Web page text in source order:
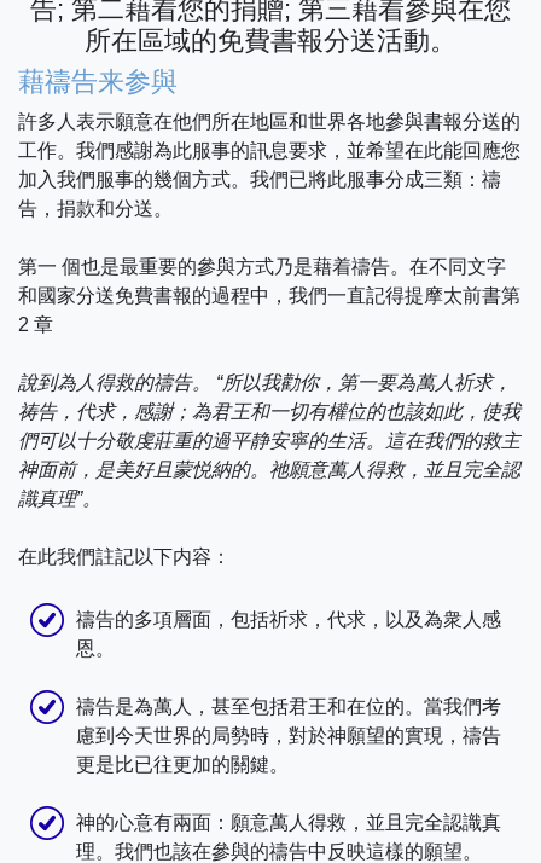
告; 第二藉着您的捐贈; 第三藉着參與在您
所在區域的免費書報分送活動。
藉禱告来参與
許多人表示願意在他們所在地區和世界各地參與書報分送的
工作。我們感謝為此服事的訊息要求，並希望在此能回應您
加入我們服事的幾個方式。我們已將此服事分成三類：禱
告，捐款和分送。
第一 個也是最重要的參與方式乃是藉着禱告。在不同文字
和國家分送免費書報的過程中，我們一直記得提摩太前書第
2 章
說到為人得救的禱告。 “所以我勸你，第一要為萬人祈求，
祷告，代求，感謝；為君王和一切有權位的也該如此，使我
們可以十分敬虔莊重的過平静安寧的生活。這在我們的救主
神面前，是美好且蒙悦納的。祂願意萬人得救，並且完全認
識真理”。
在此我們註記以下内容：
禱告的多項層面，包括祈求，代求，以及為衆人感
恩。
禱告是為萬人，甚至包括君王和在位的。當我們考
慮到今天世界的局勢時，對於神願望的實現，禱告
更是比已往更加的關鍵。
神的心意有兩面：願意萬人得救，並且完全認識真
理。我們也該在參與的禱告中反映這樣的願望。